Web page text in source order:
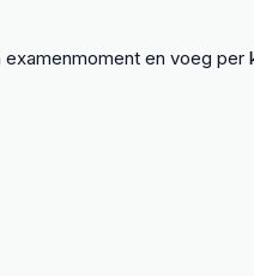
en voeg per